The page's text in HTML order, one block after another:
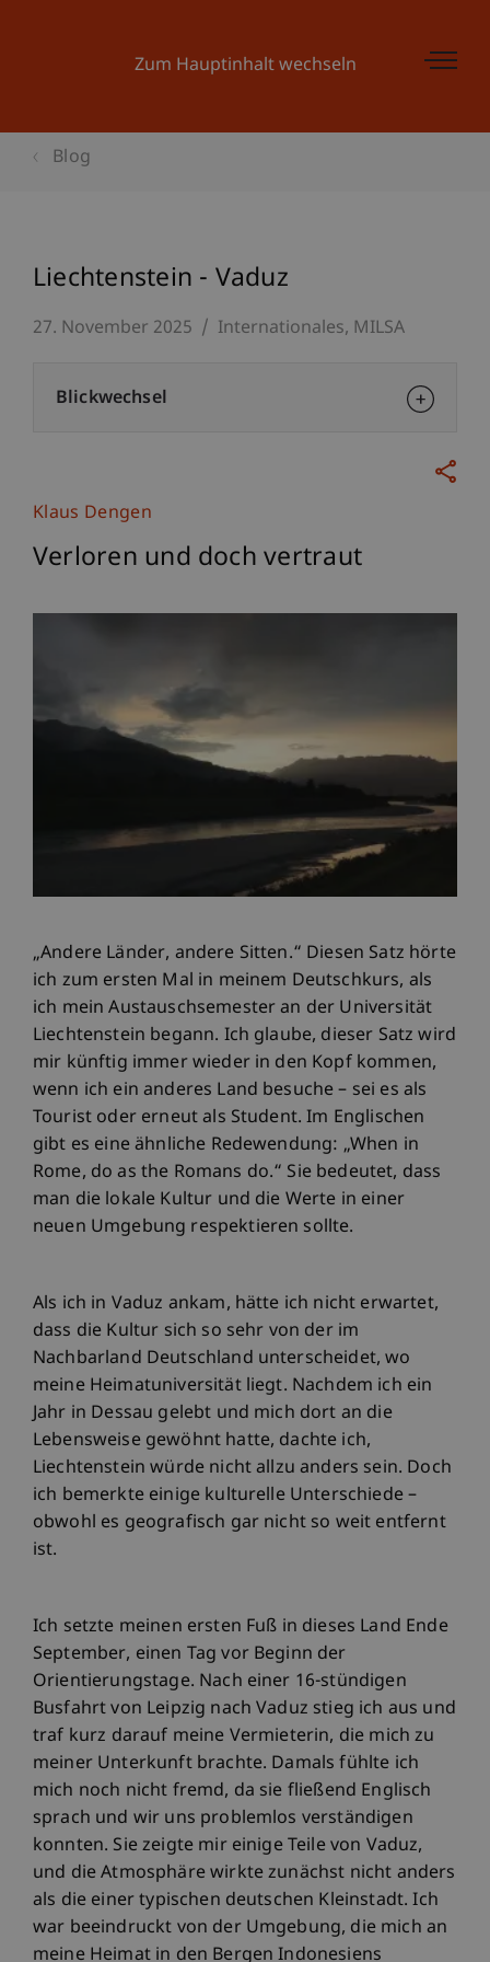
Zum Hauptinhalt wechseln
Blog
Liechtenstein - Vaduz
27. November 2025 Internationales MILSA
Klaus Dengen
Verloren und doch vertraut
„Andere Länder, andere Sitten.“ Diesen Satz hörte
ich zum ersten Mal in meinem Deutschkurs, als
ich mein Austauschsemester an der Universität
Liechtenstein begann. Ich glaube, dieser Satz wird
mir künftig immer wieder in den Kopf kommen,
wenn ich ein anderes Land besuche – sei es als
Tourist oder erneut als Student. Im Englischen
gibt es eine ähnliche Redewendung: „When in
Rome, do as the Romans do.“ Sie bedeutet, dass
man die lokale Kultur und die Werte in einer
neuen Umgebung respektieren sollte.
Als ich in Vaduz ankam, hätte ich nicht erwartet,
dass die Kultur sich so sehr von der im
Nachbarland Deutschland unterscheidet, wo
meine Heimatuniversität liegt. Nachdem ich ein
Jahr in Dessau gelebt und mich dort an die
Lebensweise gewöhnt hatte, dachte ich,
Liechtenstein würde nicht allzu anders sein. Doch
ich bemerkte einige kulturelle Unterschiede –
obwohl es geografisch gar nicht so weit entfernt
ist.
Ich setzte meinen ersten Fuß in dieses Land Ende
September, einen Tag vor Beginn der
Orientierungstage. Nach einer 16-stündigen
Busfahrt von Leipzig nach Vaduz stieg ich aus und
traf kurz darauf meine Vermieterin, die mich zu
meiner Unterkunft brachte. Damals fühlte ich
mich noch nicht fremd, da sie fließend Englisch
sprach und wir uns problemlos verständigen
konnten. Sie zeigte mir einige Teile von Vaduz,
und die Atmosphäre wirkte zunächst nicht anders
als die einer typischen deutschen Kleinstadt. Ich
war beeindruckt von der Umgebung, die mich an
meine Heimat in den Bergen Indonesiens
Blickwechsel